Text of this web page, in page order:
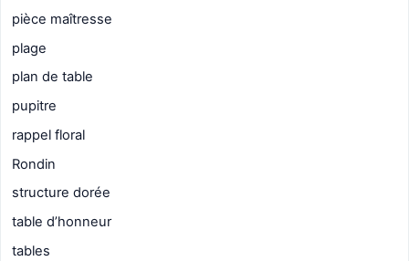
pièce maîtresse
plage
plan de table
pupitre
rappel floral
Rondin
structure dorée
table d’honneur
tables